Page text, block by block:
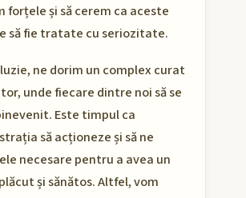
forțele și să cerem ca aceste
să fie tratate cu seriozitate.
ne dorim un complex curat
unde fiecare dintre noi să se
Este timpul ca
să acționeze și să ne
necesare pentru a avea un
și sănătos. Altfel, vom